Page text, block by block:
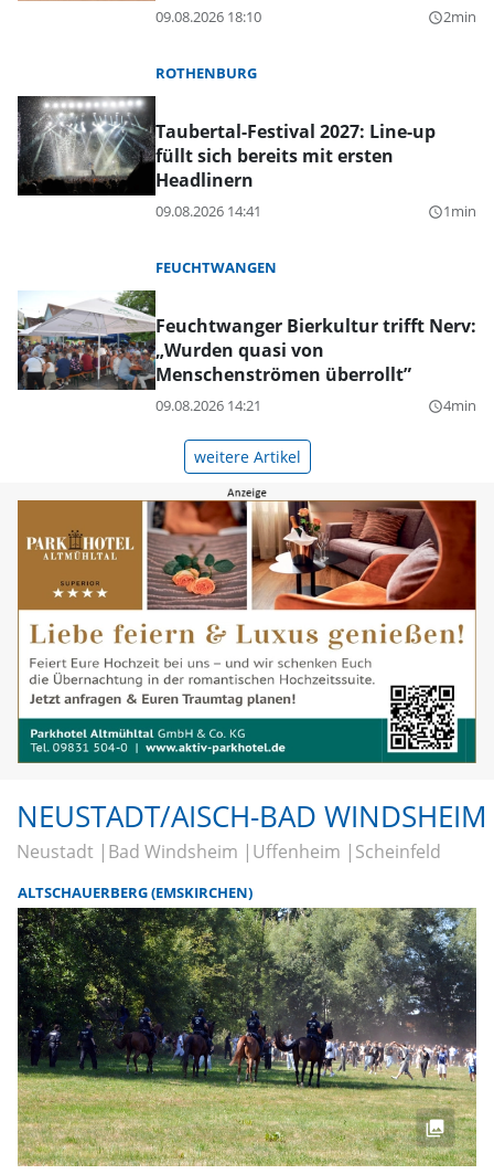
09.08.2026 18:10 query_builder2min
ROTHENBURG
Taubertal-Festival 2027: Line-up
füllt sich bereits mit ersten
Headlinern
09.08.2026 14:41 query_builder1min
FEUCHTWANGEN
Feuchtwanger Bierkultur trifft Nerv:
„Wurden quasi von
Menschenströmen überrollt”
09.08.2026 14:21 query_builder4min
weitere Artikel
NEUSTADT/AISCH-BAD WINDSHEIM
Neustadt Bad Windsheim Uffenheim Scheinfeld
ALTSCHAUERBERG (EMSKIRCHEN)